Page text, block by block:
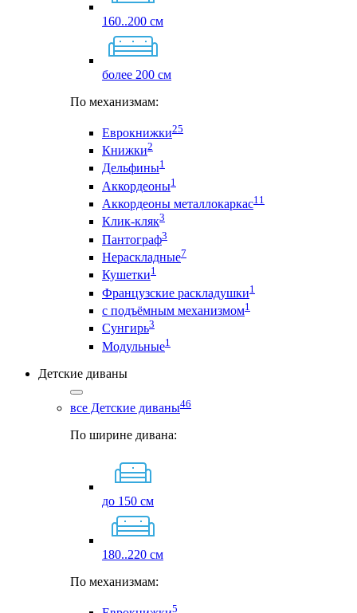
160..200 см
более 200 см
По механизмам:
Еврокнижки25
Книжки2
Дельфины1
Аккордеоны1
Аккордеоны металлокаркас11
Клик-кляк3
Пантограф3
Нераскладные7
Кушетки1
Французские раскладушки1
с подъёмным механизмом1
Сунгирь3
Модульные1
Детские диваны
все Детские диваны46
По ширине дивана:
до 150 см
180..220 см
По механизмам:
5